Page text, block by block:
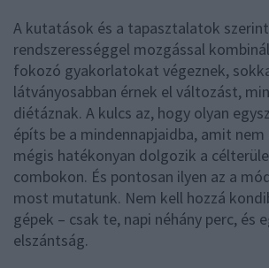
A kutatások és a tapasztalatok
rendszerességgel mozgással
fokozó gyakorlatokat végeznek,
látványosabban érnek el változást,
diétáznak. A kulcs az, hogy olyan
építs be a mindennapjaidba, amit
mégis hatékonyan dolgozik a
combokon. És pontosan ilyen az a
most mutatunk. Nem kell hozzá
gépek – csak te, napi néhány perc, és
elszántság.